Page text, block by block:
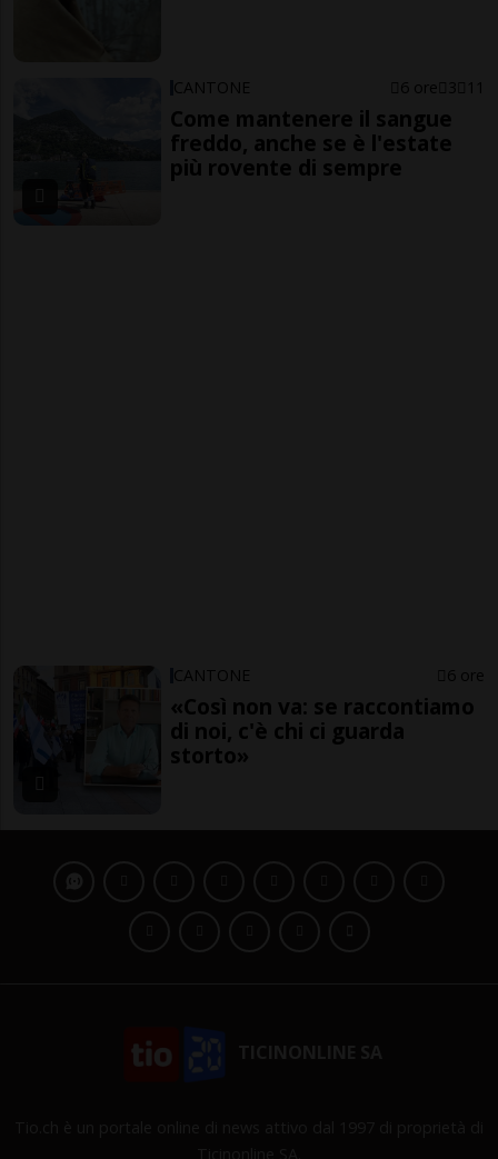
CANTONE 6 ore 3 11
Come mantenere il sangue
freddo, anche se è l'estate
più rovente di sempre
CANTONE 6 ore
«Così non va: se raccontiamo
di noi, c'è chi ci guarda
storto»